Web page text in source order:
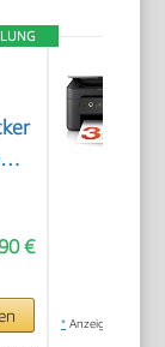
€
* Anzeige